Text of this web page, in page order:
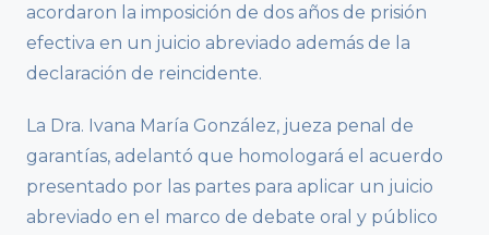
acordaron la imposición de dos años de prisión
efectiva en un juicio abreviado además de la
declaración de reincidente.
La Dra. Ivana María González, jueza penal de
garantías, adelantó que homologará el acuerdo
presentado por las partes para aplicar un juicio
abreviado en el marco de debate oral y público